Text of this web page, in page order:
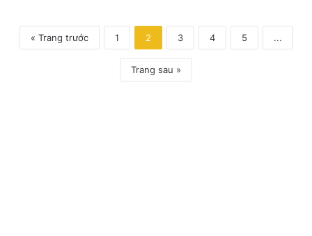
« Trang trước 1 2 3 4 5 ...
Trang sau »